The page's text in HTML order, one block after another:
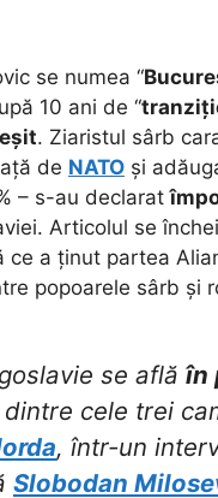
se numea “
10 ani de “
. Ziaristul sârb
de NATO și
– s-au declarat
Articolul se
ce a ținut partea
popoarele sârb și
se află în
cele trei
, într-un
Slobodan